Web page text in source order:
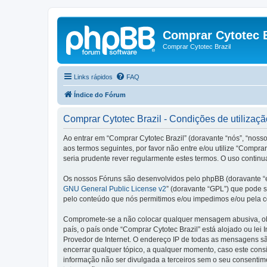
Comprar Cytotec
Comprar Cytotec Brazil
Links rápidos FAQ
Índice do Fórum
Comprar Cytotec Brazil - Condições de
Ao entrar em “Comprar Cytotec Brazil” (doravante “nós”,
aos termos seguintes, por favor não entre e/ou utilize
seria prudente rever regularmente estes termos. O uso
Os nossos Fóruns são desenvolvidos pelo phpBB (doravante
GNU General Public License v2” (doravante “GPL”) que pode
pelo conteúdo que nós permitimos e/ou impedimos e/ou pela
Compromete-se a não colocar qualquer mensagem abusiva,
país, o país onde “Comprar Cytotec Brazil” está alojado ou
Provedor de Internet. O endereço IP de todas as mensagens
encerrar qualquer tópico, a qualquer momento, caso este
informação não ser divulgada a terceiros sem o seu